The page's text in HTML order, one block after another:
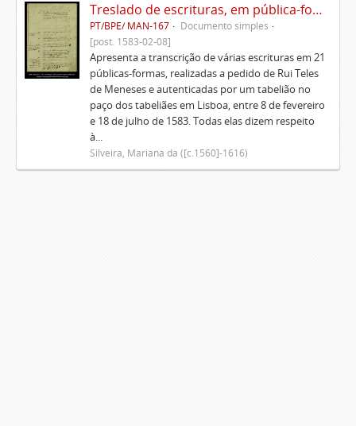
Treslado de escrituras, em pública-forma, de Rui Teles de Meneses
PT/BPE/ MAN-167
Documento simples
[post. 1583-02-08]
Apresenta a transcrição de várias escrituras em 21
públicas-formas, realizadas a pedido de Rui Teles
de Meneses e autenticadas por um tabelião no
paço dos tabeliães em Lisboa, entre 8 de fevereiro
e 18 de julho de 1583. Todas elas dizem respeito
à...
Silveira, Mariana da ([c.1560]-1616)